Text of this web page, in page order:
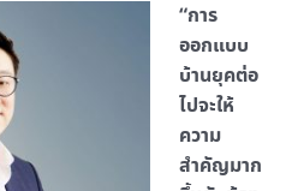
“การ
ออกแบบ
บ้านยุคต่อ
ไปจะให้
ความ
สำคัญมาก